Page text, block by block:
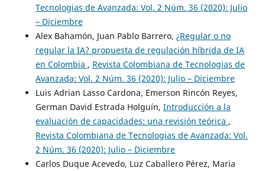
Tecnologias de Avanzada: Vol. 2 Núm. 36 (2020): Julio
– Diciembre
Alex Bahamón, Juan Pablo Barrero, ¿Regular o no
regular la IA? propuesta de regulación híbrida de IA
en Colombia , Revista Colombiana de Tecnologias de
Avanzada: Vol. 2 Núm. 36 (2020): Julio – Diciembre
Luis Adrian Lasso Cardona, Emerson Rincón Reyes,
German David Estrada Holguín, Introducción a la
evaluación de capacidades: una revisión teórica ,
Revista Colombiana de Tecnologias de Avanzada: Vol.
2 Núm. 36 (2020): Julio – Diciembre
Carlos Duque Acevedo, Luz Caballero Pérez, Maria